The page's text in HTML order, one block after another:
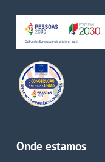
Onde estamos